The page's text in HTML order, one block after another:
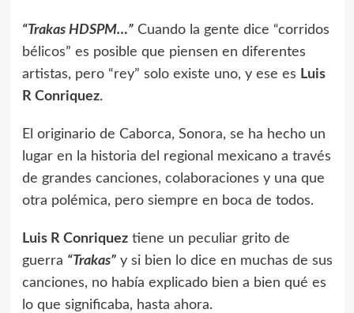
“Trakas HDSPM…”Cuando la gente dice “corridos
bélicos” es posible que piensen en diferentes
artistas, pero “rey” solo existe uno, y ese es Luis
R Conriquez.
El originario de Caborca, Sonora, se ha hecho un
lugar en la historia del regional mexicano a través
de grandes canciones, colaboraciones y una que
otra polémica, pero siempre en boca de todos.
Luis R Conriqueztiene un peculiar grito de
guerra “Trakas”y si bien lo dice en muchas de sus
canciones, no había explicado bien a bien qué es
lo que significaba, hasta ahora.